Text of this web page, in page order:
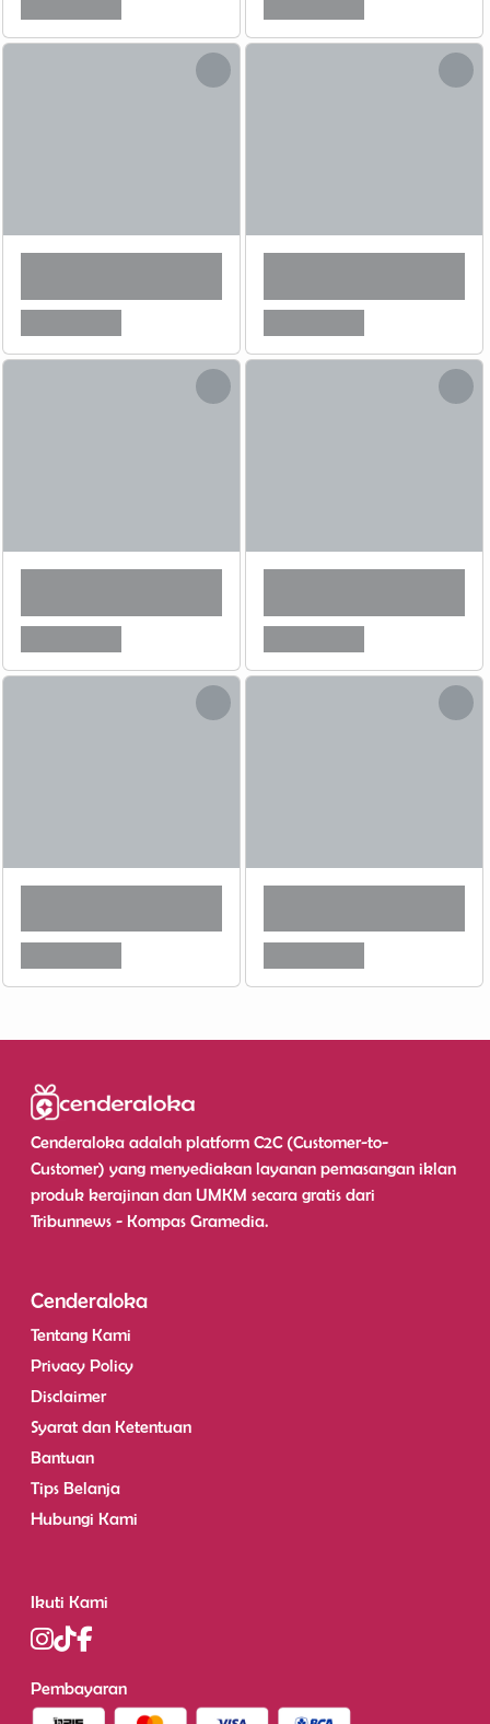
Cenderaloka adalah platform C2C (Customer-to-
Customer) yang menyediakan layanan pemasangan iklan
produk kerajinan dan UMKM secara gratis dari
Tribunnews - Kompas Gramedia.
Cenderaloka
Tentang Kami
Privacy Policy
Disclaimer
Syarat dan Ketentuan
Bantuan
Tips Belanja
Hubungi Kami
Ikuti Kami
Pembayaran